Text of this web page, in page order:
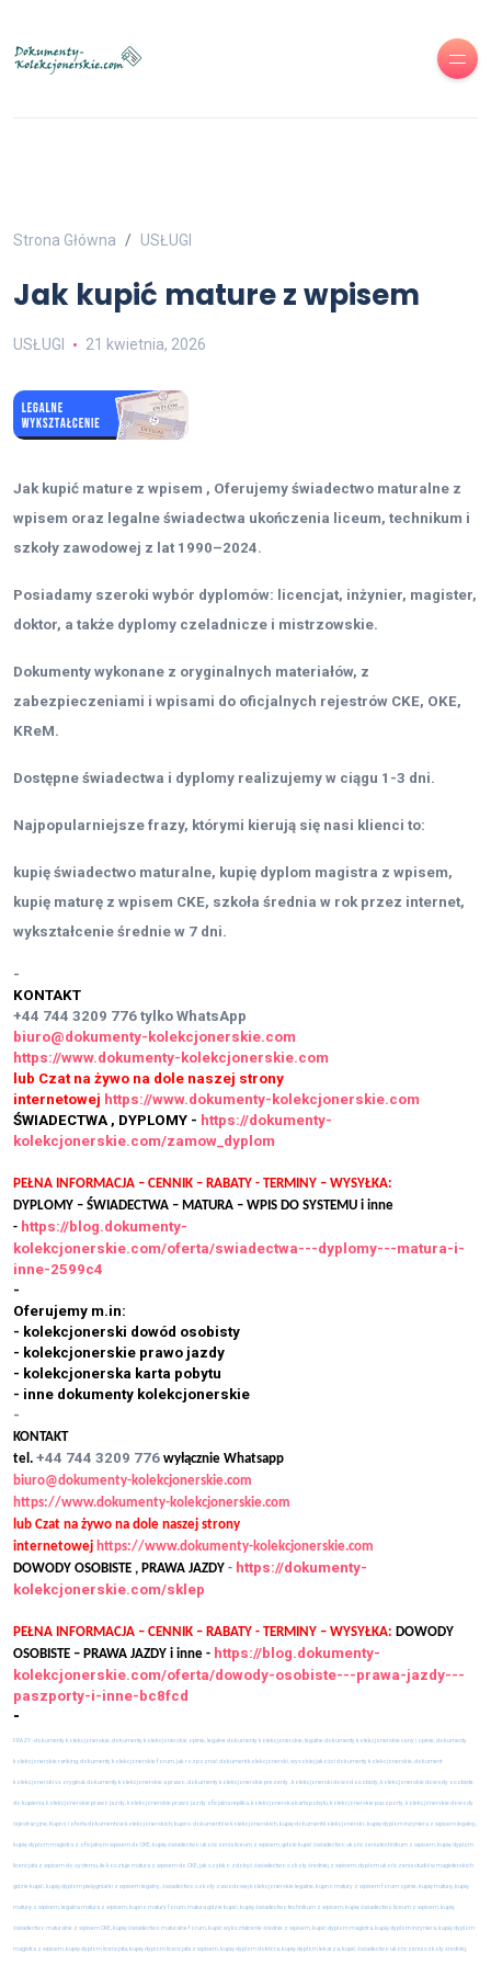
Strona Główna USŁUGI
Jak kupić mature z wpisem
USŁUGI 21 kwietnia, 2026
Jak kupić mature z wpisem , Oferujemy świadectwo maturalne z
wpisem oraz legalne świadectwa ukończenia liceum, technikum i
szkoły zawodowej z lat 1990–2024.
Posiadamy szeroki wybór dyplomów: licencjat, inżynier, magister,
doktor, a także dyplomy czeladnicze i mistrzowskie.
Dokumenty wykonane z oryginalnych materiałów, z
zabezpieczeniami i wpisami do oficjalnych rejestrów CKE, OKE,
KReM.
Dostępne świadectwa i dyplomy realizujemy w ciągu 1-3 dni.
Najpopularniejsze frazy, którymi kierują się nasi klienci to:
kupię świadectwo maturalne, kupię dyplom magistra z wpisem,
kupię maturę z wpisem CKE, szkoła średnia w rok przez internet,
wykształcenie średnie w 7 dni.
-
KONTAKT
+44 744 3209 776 tylko WhatsApp
biuro@dokumenty-kolekcjonerskie.com
https://www.dokumenty-kolekcjonerskie.com
lub Czat na żywo na dole naszej strony
internetowej https://www.dokumenty-kolekcjonerskie.com
ŚWIADECTWA , DYPLOMY - https://dokumenty-
kolekcjonerskie.com/zamow_dyplom
PEŁNA INFORMACJA – CENNIK – RABATY - TERMINY – WYSYŁKA:
DYPLOMY – ŚWIADECTWA – MATURA – WPIS DO SYSTEMU i inne
- https://blog.dokumenty-
kolekcjonerskie.com/oferta/swiadectwa---dyplomy---matura-i-
inne-2599c4
-
Oferujemy m.in:
- kolekcjonerski dowód osobisty
- kolekcjonerskie prawo jazdy
- kolekcjonerska karta pobytu
- inne dokumenty kolekcjonerskie
-
KONTAKT
tel. +44 744 3209 776 wyłącznie Whatsapp
biuro@dokumenty-kolekcjonerskie.com
https://www.dokumenty-kolekcjonerskie.com
lub Czat na żywo na dole naszej strony
internetowej https://www.dokumenty-kolekcjonerskie.com
DOWODY OSOBISTE , PRAWA JAZDY - https://dokumenty-
kolekcjonerskie.com/sklep
PEŁNA INFORMACJA – CENNIK – RABATY - TERMINY – WYSYŁKA: DOWODY
OSOBISTE – PRAWA JAZDY i inne - https://blog.dokumenty-
kolekcjonerskie.com/oferta/dowody-osobiste---prawa-jazdy---
paszporty-i-inne-bc8fcd
-
FRAZY - dokumenty kolekcjonerskie, dokumenty kolekcjonerskie opinie, legalne dokumenty kolekcjonerskie, legalne dokumenty kolekcjonerskie ceny i opinie, dokumenty
kolekcjonerskie ranking, dokumenty kolekcjonerskie forum, jak rozpoznać dokument kolekcjonerski, wysokiej jakości dokumenty kolekcjonerskie, dokument
kolekcjonerski vs oryginał, dokumenty kolekcjonerskie a prawo, dokumenty kolekcjonerskie prezenty , kolekcjonerski dowód osobisty, kolekcjonerskie dowody osobiste
do kupienia, kolekcjonerskie prawo jazdy, kolekcjonerskie prawo jazdy oficjalna replika, kolekcjonerska karta pobytu, kolekcjonerskie paszporty, kolekcjonerskie dowody
rejestracyjne, Kupno i oferta dokumentów kolekcjonerskich, kupno dokumentów kolekcjonerskich, kupię dokument kolekcjonerski , kupię dyplom inżyniera z wpisem legalny,
kupię dyplom magistra z oficjalnym wpisem do CKE, kupię świadectwo ukończenia liceum z wpisem, gdzie kupić świadectwo ukończenia technikum z wpisem, kupię dyplom
licencjata z wpisem do systemu, ile kosztuje matura z wpisem do CKE, jak szybko zdobyć świadectwo szkoły średniej z wpisem, dyplom ukończenia studiów magisterskich
gdzie kupić, kupię dyplom pielęgniarki z wpisem legalny, świadectwo szkoły zawodowej kolekcjonerskie legalne, kupno matury z wpisem forum opinie, kupię maturę, kupię
maturę z wpisem, legalna matura z wpisem, kupno matury forum, matura gdzie kupić, kupię świadectwo technikum z wpisem, kupię świadectwo liceum z wpisem, kupię
świadectwo maturalne z wpisem CKE, kupię świadectwo maturalne forum, kupić wykształcenie średnie z wpisem, kupić dyplom magistra, kupię dyplom inżyniera, kupię dyplom
magistra z wpisem, kupię dyplom licencjata, kupię dyplom licencjata z wpisem, kupię dyplom doktora, kupię dyplom lekarza, kupić świadectwo ukończenia szkoły średniej,